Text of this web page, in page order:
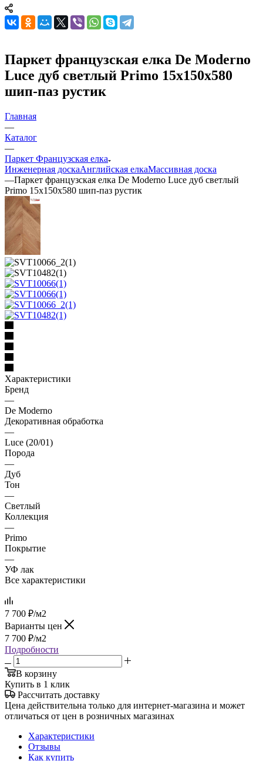
Паркет французская елка De Moderno
Luce дуб светлый Primo 15х150х580
шип-паз рустик
Главная
—
Каталог
—
Паркет Французская елка
Инженерная доскаАнглийская елкаМассивная доска
—Паркет французская елка De Moderno Luce дуб светлый
Primo 15х150х580 шип-паз рустик
Характеристики
Бренд
—
De Moderno
Декоративная обработка
—
Luce (20/01)
Порода
—
Дуб
Тон
—
Светлый
Коллекция
—
Primo
Покрытие
—
УФ лак
Все характеристики
7 700 ₽/м2
Варианты цен
7 700 ₽/м2
Подробности
В корзину
Купить в 1 клик
Рассчитать доставку
Цена действительна только для интернет-магазина и может
отличаться от цен в розничных магазинах
Характеристики
Отзывы
Как купить